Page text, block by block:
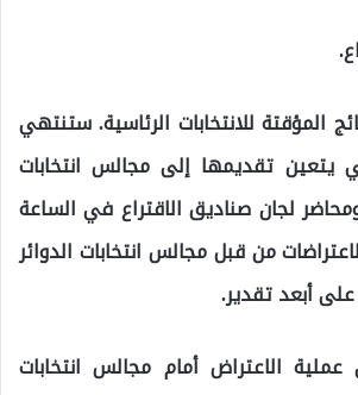
المؤقتة للانتخابات الرئاسية. ستنتهي
يتعين تقديمها إلى مجالس انتخابات
لجان صناديق الاقتراع في الساعة
الاعتراضات من قبل مجالس انتخابات الدوائر
عملية الاعتراض أمام مجالس انتخابات